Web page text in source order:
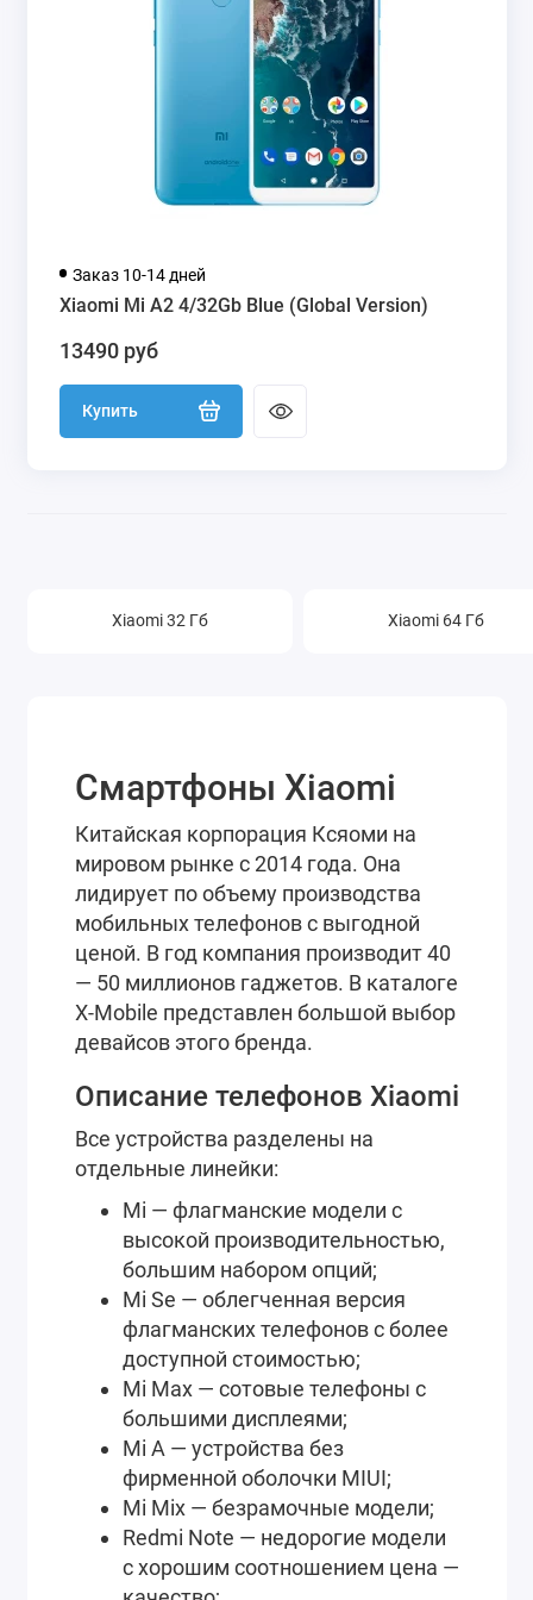
Заказ 10-14 дней
Xiaomi Mi A2 4/32Gb Blue (Global Version)
13490 руб
Купить
Xiaomi 32 Гб Xiaomi 64 Гб
Смартфоны Xiaomi
Китайская корпорация Ксяоми на
мировом рынке с 2014 года. Она
лидирует по объему производства
мобильных телефонов с выгодной
ценой. В год компания производит 40
— 50 миллионов гаджетов. В каталоге
X-Mobile представлен большой выбор
девайсов этого бренда.
Описание телефонов Xiaomi
Все устройства разделены на
отдельные линейки:
Mi — флагманские модели с
высокой производительностью,
большим набором опций;
Mi Se — облегченная версия
флагманских телефонов с более
доступной стоимостью;
Mi Max — сотовые телефоны с
большими дисплеями;
Mi A — устройства без
фирменной оболочки MIUI;
Mi Mix — безрамочные модели;
Redmi Note — недорогие модели
с хорошим соотношением цена —